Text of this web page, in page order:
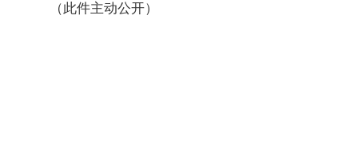
（此件主动公开）